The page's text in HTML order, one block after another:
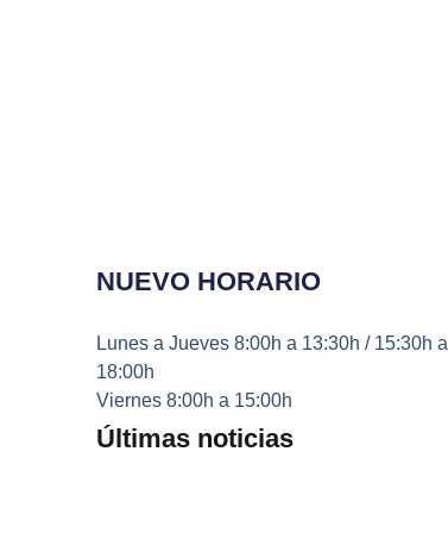
NUEVO HORARIO
Lunes a Jueves8:00h a 13:30h / 15:30h a
18:00h
Viernes8:00h a 15:00h
Últimas noticias